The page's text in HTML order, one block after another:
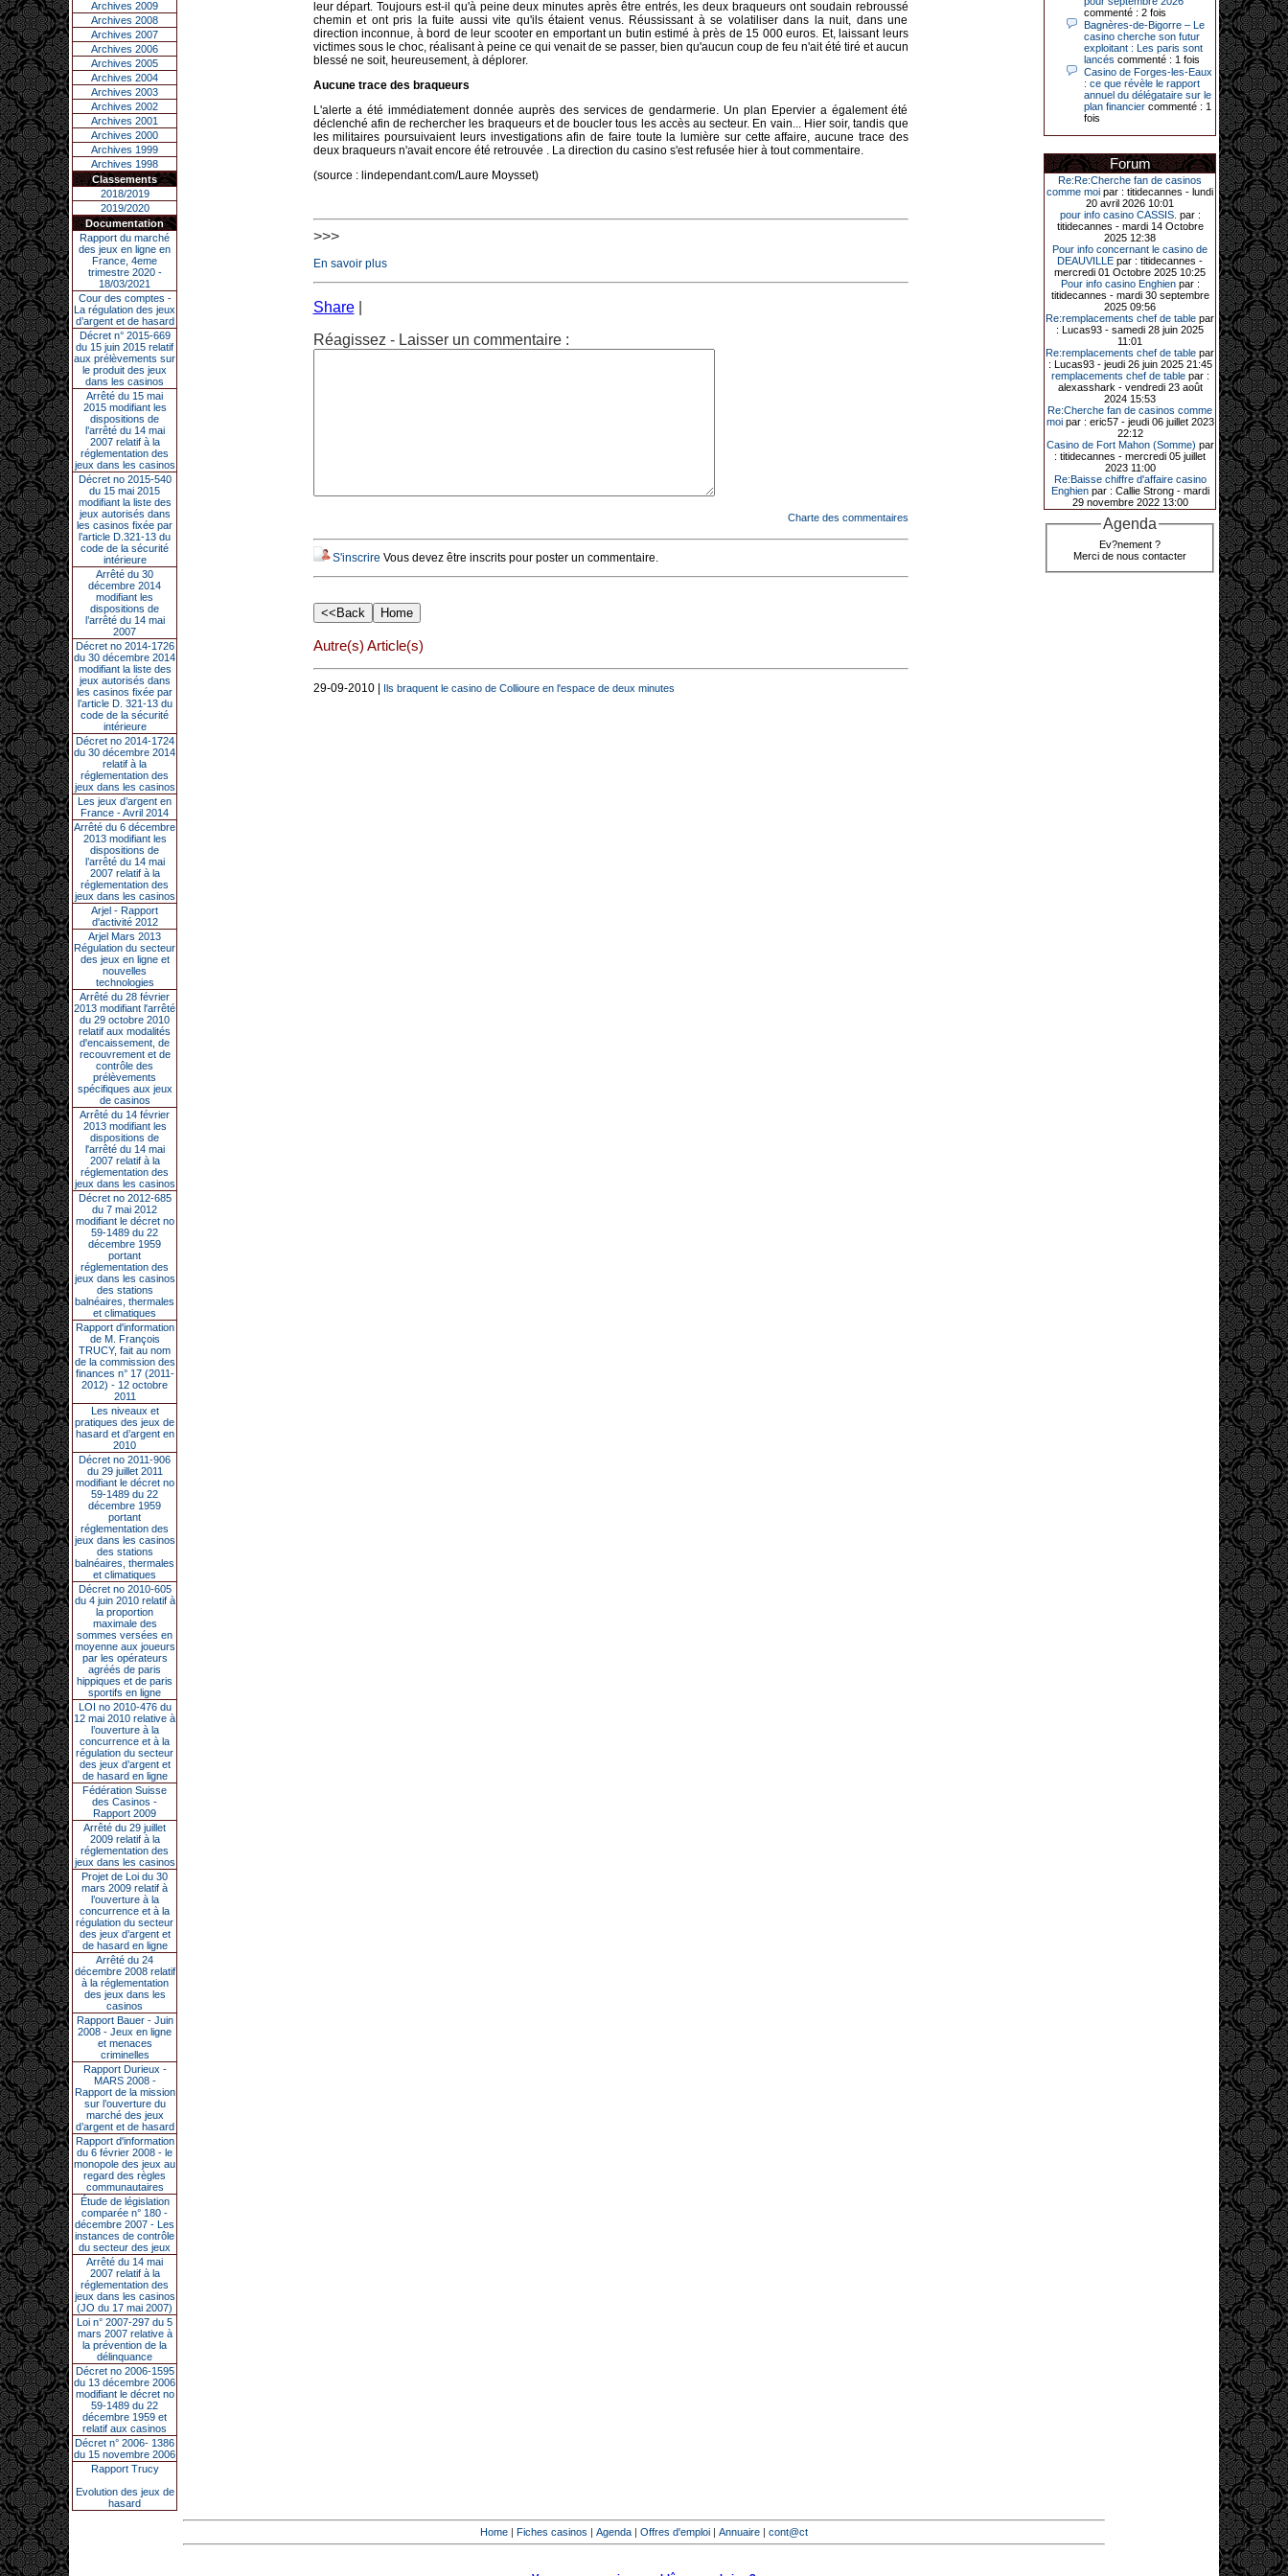
Archives 2009
Archives 2008
Archives 2007
Archives 2006
Archives 2005
Archives 2004
Archives 2003
Archives 2002
Archives 2001
Archives 2000
Archives 1999
Archives 1998
Classements
2018/2019
2019/2020
Documentation
Rapport du marché
des jeux en ligne en
France, 4eme
trimestre 2020 -
18/03/2021
Cour des comptes -
La régulation des jeux
d’argent et de hasard
Décret n° 2015-669
du 15 juin 2015 relatif
aux prélèvements sur
le produit des jeux
dans les casinos
Arrêté du 15 mai
2015 modifiant les
dispositions de
l’arrêté du 14 mai
2007 relatif à la
réglementation des
jeux dans les casinos
Décret no 2015-540
du 15 mai 2015
modifiant la liste des
jeux autorisés dans
les casinos fixée par
l’article D.321-13 du
code de la sécurité
intérieure
Arrêté du 30
décembre 2014
modifiant les
dispositions de
l’arrêté du 14 mai
2007
Décret no 2014-1726
du 30 décembre 2014
modifiant la liste des
jeux autorisés dans
les casinos fixée par
l’article D. 321-13 du
code de la sécurité
intérieure
Décret no 2014-1724
du 30 décembre 2014
relatif à la
réglementation des
jeux dans les casinos
Les jeux d’argent en
France - Avril 2014
Arrêté du 6 décembre
2013 modifiant les
dispositions de
l’arrêté du 14 mai
2007 relatif à la
réglementation des
jeux dans les casinos
Arjel - Rapport
d'activité 2012
Arjel Mars 2013
Régulation du secteur
des jeux en ligne et
nouvelles
technologies
Arrêté du 28 février
2013 modifiant l'arrêté
du 29 octobre 2010
relatif aux modalités
d'encaissement, de
recouvrement et de
contrôle des
prélèvements
spécifiques aux jeux
de casinos
Arrêté du 14 février
2013 modifiant les
dispositions de
l'arrêté du 14 mai
2007 relatif à la
réglementation des
jeux dans les casinos
Décret no 2012-685
du 7 mai 2012
modifiant le décret no
59-1489 du 22
décembre 1959
portant
réglementation des
jeux dans les casinos
des stations
balnéaires, thermales
et climatiques
Rapport d'information
de M. François
TRUCY, fait au nom
de la commission des
finances n° 17 (2011-
2012) - 12 octobre
2011
Les niveaux et
pratiques des jeux de
hasard et d’argent en
2010
Décret no 2011-906
du 29 juillet 2011
modifiant le décret no
59-1489 du 22
décembre 1959
portant
réglementation des
jeux dans les casinos
des stations
balnéaires, thermales
et climatiques
Décret no 2010-605
du 4 juin 2010 relatif à
la proportion
maximale des
sommes versées en
moyenne aux joueurs
par les opérateurs
agréés de paris
hippiques et de paris
sportifs en ligne
LOI no 2010-476 du
12 mai 2010 relative à
l’ouverture à la
concurrence et à la
régulation du secteur
des jeux d’argent et
de hasard en ligne
Fédération Suisse
des Casinos -
Rapport 2009
Arrêté du 29 juillet
2009 relatif à la
réglementation des
jeux dans les casinos
Projet de Loi du 30
mars 2009 relatif à
l’ouverture à la
concurrence et à la
régulation du secteur
des jeux d’argent et
de hasard en ligne
Arrêté du 24
décembre 2008 relatif
à la réglementation
des jeux dans les
casinos
Rapport Bauer - Juin
2008 - Jeux en ligne
et menaces
criminelles
Rapport Durieux -
MARS 2008 -
Rapport de la mission
sur l’ouverture du
marché des jeux
d’argent et de hasard
Rapport d'information
du 6 février 2008 - le
monopole des jeux au
regard des règles
communautaires
Étude de législation
comparée n° 180 -
décembre 2007 - Les
instances de contrôle
du secteur des jeux
Arrêté du 14 mai
2007 relatif à la
réglementation des
jeux dans les casinos
(JO du 17 mai 2007)
Loi n° 2007-297 du 5
mars 2007 relative à
la prévention de la
délinquance
Décret no 2006-1595
du 13 décembre 2006
modifiant le décret no
59-1489 du 22
décembre 1959 et
relatif aux casinos
Décret n° 2006- 1386
du 15 novembre 2006
Rapport Trucy
Evolution des jeux de
hasard
leur départ. Toujours est-il qu'à peine deux minutes après être entrés, les deux braqueurs ont soudain rebroussé
chemin et ont pris la fuite aussi vite qu'ils étaient venus. Réussissant à se volatiliser dans la nuit, dans une
direction inconnue, à bord de leur scooter en emportant un butin estimé à près de 15 000 euros. Et, laissant leurs
victimes sous le choc, réalisant à peine ce qui venait de se passer, bien qu'aucun coup de feu n'ait été tiré et aucun
blessé ne soit, heureusement, à déplorer.
Aucune trace des braqueurs
L'alerte a été immédiatement donnée auprès des services de gendarmerie. Un plan Epervier a également été
déclenché afin de rechercher les braqueurs et de boucler tous les accès au secteur. En vain... Hier soir, tandis que
les militaires poursuivaient leurs investigations afin de faire toute la lumière sur cette affaire, aucune trace des
deux braqueurs n'avait encore été retrouvée . La direction du casino s'est refusée hier à tout commentaire.
(source : lindependant.com/Laure Moysset)
>>>
En savoir plus
Share
Réagissez - Laisser un commentaire :
Charte des commentaires
S'inscrire Vous devez être inscrits pour poster un commentaire.
Autre(s) Article(s)
29-09-2010 | Ils braquent le casino de Collioure en l'espace de deux minutes
14-04-2026|
Dimanche 12 avril 2026, cette date
restera gravée dans la mémoire de
ce joueur du casino de Saint-Quay-
Portrieux (Côtes-d’Armor).
Ce quinquagénaire, habitant Plouha
mais souhaitant garder l’anonymat,
Le plus gros gain gagné depuis plus
de 20 ans dans l’établissement.
31-03-2026|
Série de jackpots au casino JOA de
Gujan-Mestras : ce mois de mars a
été fructueux pour quelques
joueurs. D’abord avec 44 207 euros
remportés le dimanche 22 mars sur
une machine à sous pour une mise
initiale de 5,28 €. Puis quelques
jours plus tard, le vendredi 27 mars,
un joueur a décroché 12 086 euros
sur une autre machine à sous.
Enfin, troisième et dernier jackpot,
record cette fois-ci, le samedi 28
mars dernier. Quelque 111 322
euros ont été remportés sur la table
d’Ultimate Texas Hold’em Poker,
grâce à une mise de 5 euros sur la
case bonus et une quinte flush
royale. Ces gains ont été annoncés
dans un communiqué diffusé par le
casino ce lundi 30 mars en soirée.
11-01-2026|
Dimanche 11 janvier, en soirée, une
cliente retraitée de 78 ans, habitant
commenté : 2 fois
Bagnères-de-Bigorre – Le
casino cherche son futur
exploitant : Les paris sont
lancés commenté : 1 fois
Casino de Forges-les-Eaux
: ce que révèle le rapport
annuel du délégataire sur le
plan financier commenté : 1
fois
Forum
Re:Re:Cherche fan de casinos
comme moi par : titidecannes - lundi
20 avril 2026 10:01
pour info casino CASSIS. par :
titidecannes - mardi 14 Octobre
2025 12:38
Pour info concernant le casino de
DEAUVILLE par : titidecannes -
mercredi 01 Octobre 2025 10:25
Pour info casino Enghienpar :
titidecannes - mardi 30 septembre
2025 09:56
Re:remplacements chef de table par
: Lucas93 - samedi 28 juin 2025
11:01
Re:remplacements chef de table par
: Lucas93 - jeudi 26 juin 2025 21:45
remplacements chef de tablepar :
alexasshark - vendredi 23 août
2024 15:53
Re:Cherche fan de casinos comme
moipar : eric57 - jeudi 06 juillet 2023
22:12
Casino de Fort Mahon (Somme) par
: titidecannes - mercredi 05 juillet
2023 11:00
Re:Baisse chiffre d'affaire casino
Enghienpar : Callie Strong - mardi
29 novembre 2022 13:00
Agenda
Ev?nement ?
Merci de nous contacter
Home | Fiches casinos | Agenda | Offres d'emploi | Annuaire | cont@ct